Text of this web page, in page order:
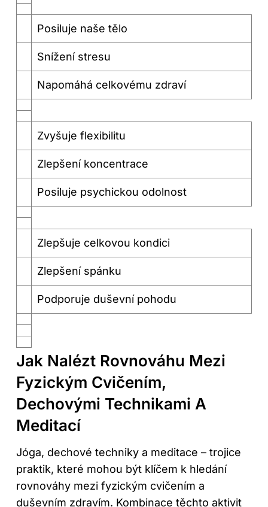
Posiluje naše tělo
Snížení stresu
Napomáhá celkovému zdraví
Zvyšuje flexibilitu
Zlepšení koncentrace
Posiluje psychickou odolnost
Zlepšuje celkovou kondici
Zlepšení spánku
Podporuje duševní pohodu
Jak Nalézt Rovnováhu Mezi
Fyzickým Cvičením,
Dechovými Technikami A
Meditací
Jóga, dechové techniky a meditace – trojice
praktik, které mohou být klíčem k hledání
rovnováhy mezi fyzickým cvičením a
duševním zdravím. Kombinace těchto aktivit